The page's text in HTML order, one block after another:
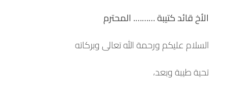
الأخ قائد كتيبة ………. المحترم
السلام عليكم ورحمة الله تعالى وبركاته
تحية طيبة وبعد،